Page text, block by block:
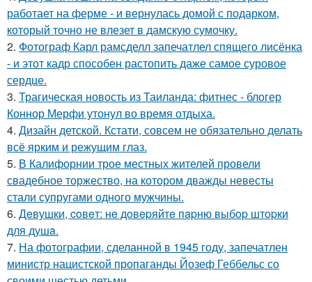
работает на ферме - и вернулась домой с подарком,
который точно не влезет в дамскую сумочку.
2. Фотограф Карл рамсделл запечатлел спящего лисёнка
- и этот кадр способен растопить даже самое суровое
сердце.
3. Трагическая новость из Таиланда: фитнес - блогер
Коннор Мерфи утонул во время отдыха.
4. Дизайн детской. Кстати, совсем не обязательно делать
всё ярким и режущим глаз.
5. В Калифорнии трое местных жителей провели
свадебное торжество, на котором дважды невесты
стали супругами одного мужчины.
6. Дeвушки, coвeт: нe дoвepяйтe пapню выбop штopки
для душa.
7. На фотографии, сделанной в 1945 году, запечатлен
министр нацистской пропаганды Йозеф Геббельс со